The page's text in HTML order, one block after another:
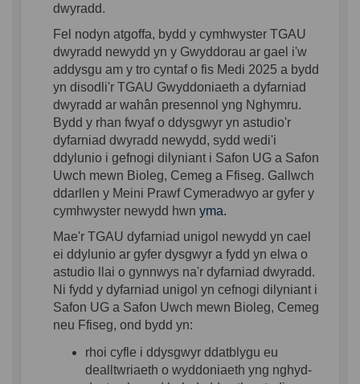
dwyradd.
Fel nodyn atgoffa, bydd y cymhwyster TGAU
dwyradd newydd yn y Gwyddorau ar gael i'w
addysgu am y tro cyntaf o fis Medi 2025 a bydd
yn disodli'r TGAU Gwyddoniaeth a dyfarniad
dwyradd ar wahân presennol yng Nghymru.
Bydd y rhan fwyaf o ddysgwyr yn astudio'r
dyfarniad dwyradd newydd, sydd wedi'i
ddylunio i gefnogi dilyniant i Safon UG a Safon
Uwch mewn Bioleg, Cemeg a Ffiseg. Gallwch
ddarllen y Meini Prawf Cymeradwyo ar gyfer y
cymhwyster newydd hwn yma.
Mae'r TGAU dyfarniad unigol newydd yn cael
ei ddylunio ar gyfer dysgwyr a fydd yn elwa o
astudio llai o gynnwys na'r dyfarniad dwyradd.
Ni fydd y dyfarniad unigol yn cefnogi dilyniant i
Safon UG a Safon Uwch mewn Bioleg, Cemeg
neu Ffiseg, ond bydd yn:
rhoi cyfle i ddysgwyr ddatblygu eu
dealltwriaeth o wyddoniaeth yng nghyd-